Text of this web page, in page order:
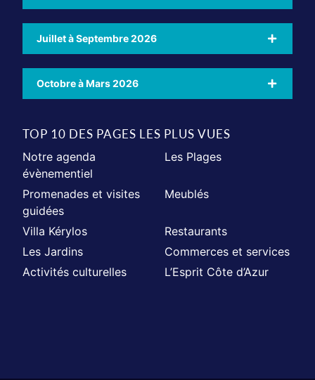
Juillet à Septembre 2026
Octobre à Mars 2026
TOP 10 DES PAGES LES PLUS VUES
Notre agenda
évènementiel
Les Plages
Promenades et visites
guidées
Meublés
Villa Kérylos
Restaurants
Les Jardins
Commerces et services
Activités culturelles
L’Esprit Côte d’Azur